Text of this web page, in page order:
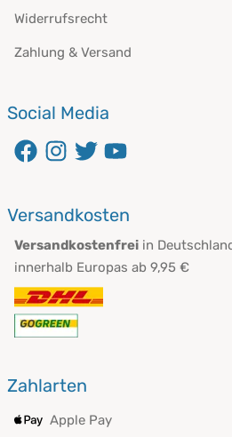
Widerrufsrecht
Zahlung & Versand
Social Media
Versandkosten
Versandkostenfrei in
innerhalb Europas ab 9,95 €
Zahlarten
Apple Pay